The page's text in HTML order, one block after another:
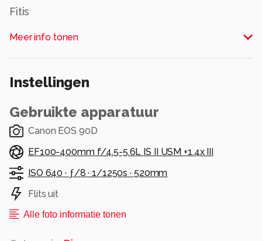
Fitis
Alle rechten voorbehouden
Meer info tonen
Instellingen
Gebruikte apparatuur
Canon EOS 90D
EF100-400mm f/4.5-5.6L IS II USM +1.4x III
ISO 640 · ƒ/8 ·1/1250s · 520mm
Flits uit
Alle foto informatie tonen